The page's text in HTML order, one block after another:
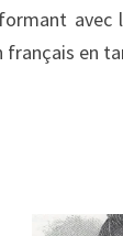
avec
en